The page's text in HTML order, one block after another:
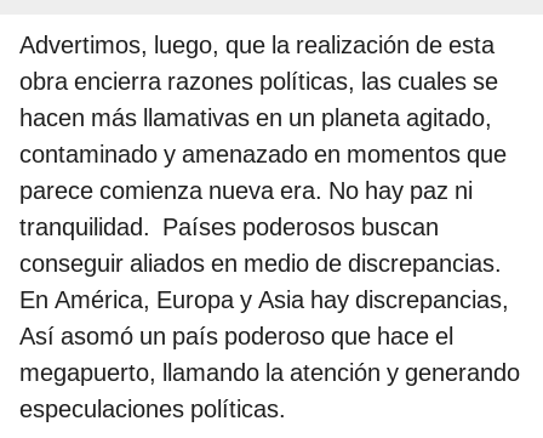
Advertimos, luego, que la realización de esta
obra encierra razones políticas, las cuales se
hacen más llamativas en un planeta agitado,
contaminado y amenazado en momentos que
parece comienza nueva era. No hay paz ni
tranquilidad. Países poderosos buscan
conseguir aliados en medio de discrepancias.
En América, Europa y Asia hay discrepancias,
Así asomó un país poderoso que hace el
megapuerto, llamando la atención y generando
especulaciones políticas.